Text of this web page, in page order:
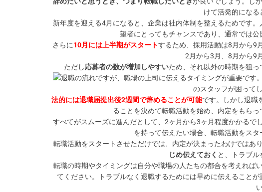
けて活発的になる
新年度を迎える4月 になると、企業は社内体制を整えるためです
望者にとってもチャンスであり、通常では
さらに10月には上半期がスタートするため、採用活動は8月から9
2月から3月、8月から9
ただし応募者の数が増加しやすいため、それ以外の時期を狙っ
退職の流れですが、職場の上司に伝えるタイミングが重要で
のスタッフが困って
法的には退職届提出後2週間で辞めることが可能です。しかし退職
ることを決めて転職活動を始め、内定をもら
すべてがスムーズに進んだとして、2ヶ月から3ヶ月程度かかるでし
を持って伝えたい場合、転職活動をス
転職活動をスタートさせただけでは、内定が決まったわけではあ
じめ伝えておく と、トラブル
転職の時期やタイミングは自分や職場の人たちの都合を考えれば
てください。トラブルなく退職するためには早めに伝えること